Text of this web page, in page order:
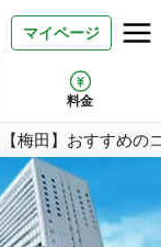
マイページ
料金
【梅田】おすすめ